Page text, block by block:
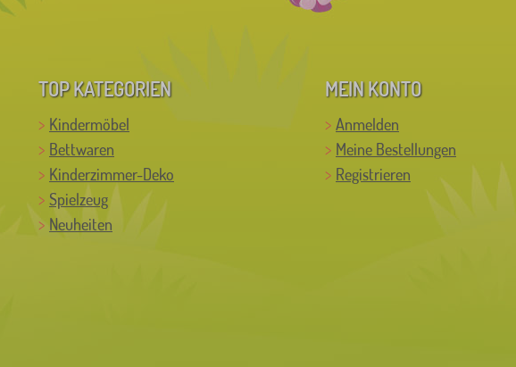
TOP KATEGORIEN
Kindermöbel
Bettwaren
Kinderzimmer-Deko
Spielzeug
Neuheiten
MEIN KONTO
Anmelden
Meine Bestellungen
Registrieren